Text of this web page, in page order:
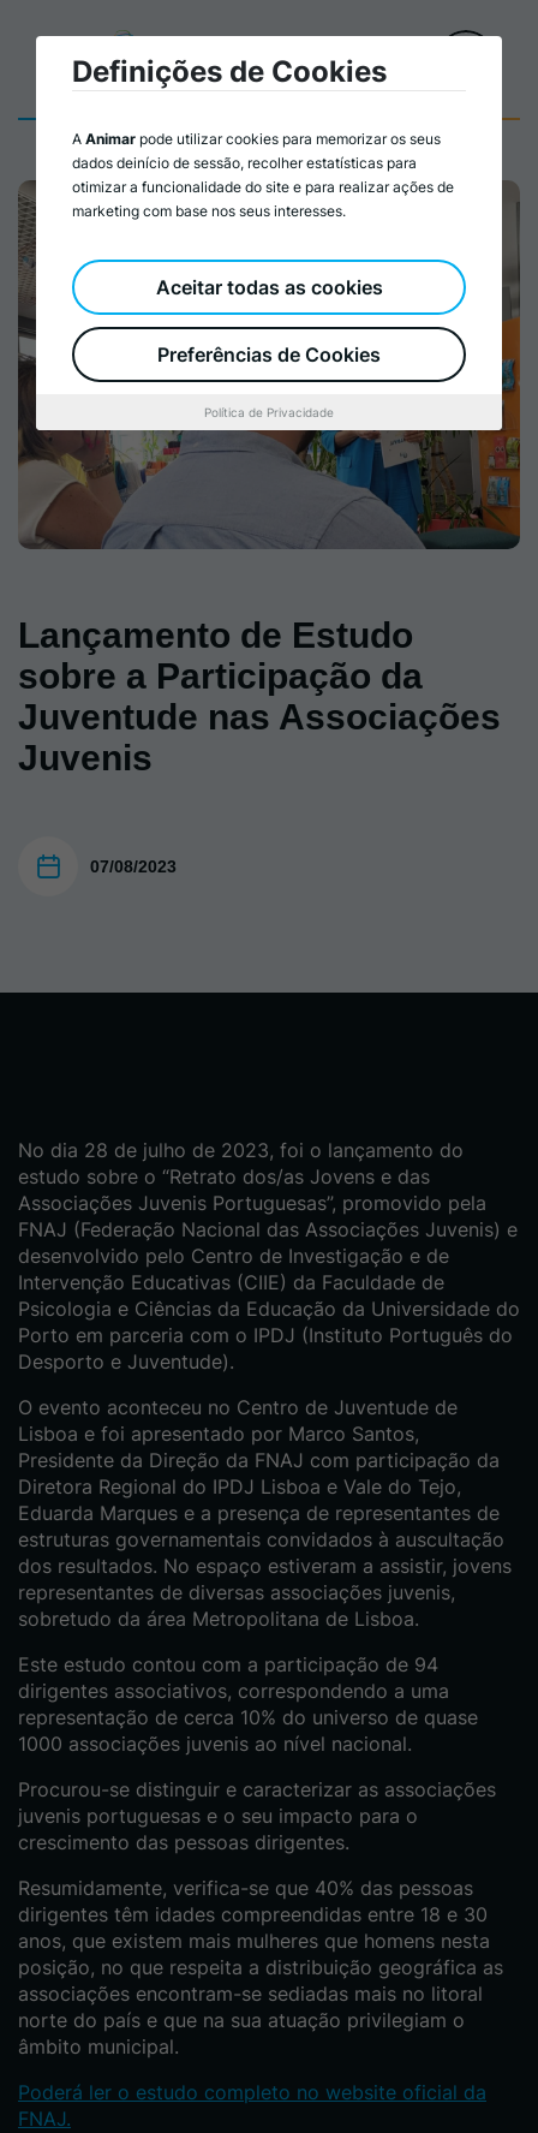
Lançamento de Estudo
sobre a Participação da
Juventude nas Associações
Juvenis
07/08/2023
No dia 28 de julho de 2023, foi o lançamento do
estudo sobre o “Retrato dos/as Jovens e das
Associações Juvenis Portuguesas”, promovido pela
FNAJ (Federação Nacional das Associações Juvenis) e
desenvolvido pelo Centro de Investigação e de
Intervenção Educativas (CIIE) da Faculdade de
Psicologia e Ciências da Educação da Universidade do
Porto em parceria com o IPDJ (Instituto Português do
Desporto e Juventude).
O evento aconteceu no Centro de Juventude de
Lisboa e foi apresentado por Marco Santos,
Presidente da Direção da FNAJ com participação da
Diretora Regional do IPDJ Lisboa e Vale do Tejo,
Eduarda Marques e a presença de representantes de
estruturas governamentais convidados à auscultação
dos resultados. No espaço estiveram a assistir, jovens
representantes de diversas associações juvenis,
sobretudo da área Metropolitana de Lisboa.
Este estudo contou com a participação de 94
dirigentes associativos, correspondendo a uma
representação de cerca 10% do universo de quase
1000 associações juvenis ao nível nacional.
Procurou-se distinguir e caracterizar as associações
juvenis portuguesas e o seu impacto para o
crescimento das pessoas dirigentes.
Resumidamente, verifica-se que 40% das pessoas
dirigentes têm idades compreendidas entre 18 e 30
anos, que existem mais mulheres que homens nesta
posição, no que respeita a distribuição geográfica as
associações encontram-se sediadas mais no litoral
norte do país e que na sua atuação privilegiam o
âmbito municipal.
Poderá ler o estudo completo no website oficial da
FNAJ.
Definições de Cookies
A Animar pode utilizar cookies para memorizar os seus
dados deinício de sessão, recolher estatísticas para
otimizar a funcionalidade do site e para realizar ações de
marketing com base nos seus interesses.
Preferências de Cookies
Aceitar todas as cookies
Política de Privacidade